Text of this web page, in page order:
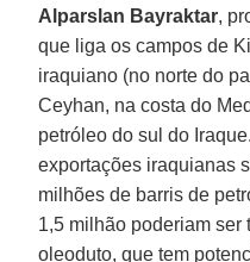
Alparslan Bayraktar,
que liga os campos de
iraquiano (no norte do
Ceyhan, na costa do
petróleo do sul do
exportações iraquianas
milhões de barris de
1,5 milhão poderiam ser
oleoduto, que tem